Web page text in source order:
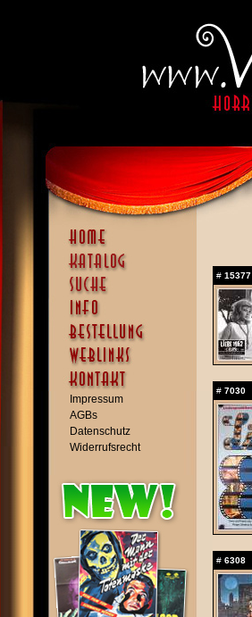
Impressum
AGBs
Datenschutz
Widerrufsrecht
# 15377
# 7030
# 6308